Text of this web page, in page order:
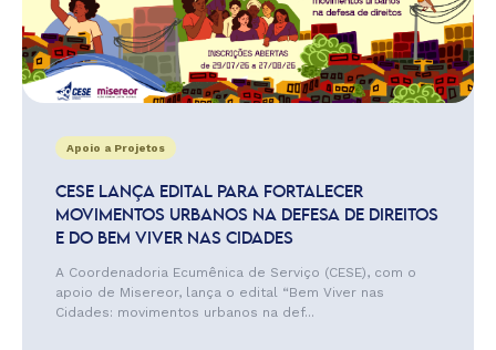
Apoio a Projetos
CESE LANÇA EDITAL PARA FORTALECER
MOVIMENTOS URBANOS NA DEFESA DE DIREITOS
E DO BEM VIVER NAS CIDADES
A Coordenadoria Ecumênica de Serviço (CESE), com o
apoio de Misereor, lança o edital “Bem Viver nas
Cidades: movimentos urbanos na def...